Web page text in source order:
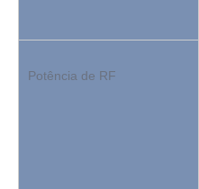
Potência de RF